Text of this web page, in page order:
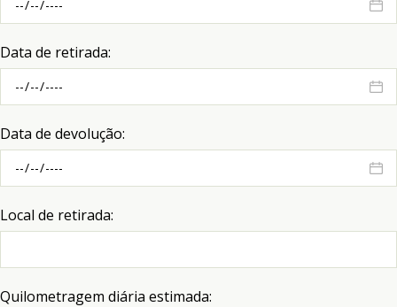
Data de retirada:
Data de devolução:
Local de retirada:
Quilometragem diária estimada: